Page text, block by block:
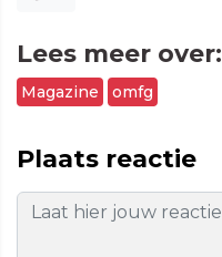
Lees meer over:
Magazine omfg
Plaats reactie